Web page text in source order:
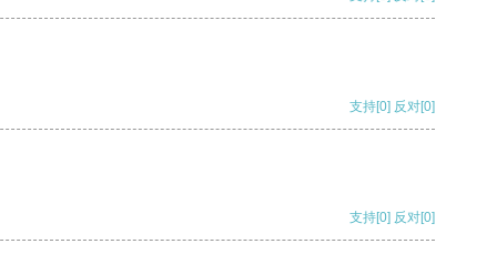
支持[0] 反对[0]
支持[0] 反对[0]